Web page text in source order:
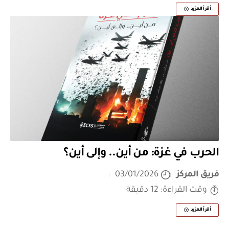
أقرأ المزيد
الحرب في غزة: من أين.. وإلى أين؟
فريق المركز
03/01/2026
وقت القراءة: 12 دقيقة
أقرأ المزيد